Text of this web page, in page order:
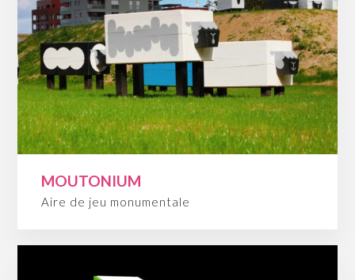
MOUTONIUM
Aire de jeu monumentale